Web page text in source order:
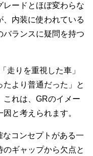
レードとほぼ変わらな
内装に使われている
ランスに疑問を持つ
走りを重視した車」
より普通だった」と
これは、GRのイメー
と考えられます。
コンセプトがある一
ギャップから欠点と